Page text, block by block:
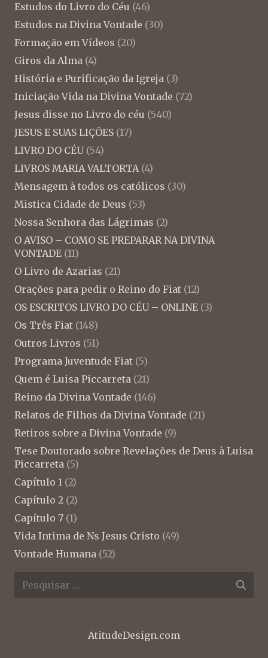
Estudos do Livro do Céu (46)
Estudos na Divina Vontade (30)
Formação em Vídeos (20)
Giros da Alma (4)
História e Purificação da Igreja (3)
Iniciação Vida na Divina Vontade (72)
Jesus disse no Livro do céu (540)
JESUS E SUAS LIÇÕES (17)
LIVRO DO CÉU (54)
LIVROS MARIA VALTORTA(4)
Mensagem à todos os católicos (30)
Mistica Cidade de Deus (53)
Nossa Senhora das Lágrimas (2)
O AVISO – COMO SE PREPARAR NA DIVINA
VONTADE (11)
O Livro de Azarias (21)
Orações para pedir o Reino do Fiat (12)
OS ESCRITOS LIVRO DO CÉU – ONLINE (3)
Os Três Fiat (148)
Outros Livros (51)
Programa Juventude Fiat (5)
Quem é Luisa Piccarreta (21)
Reino da Divina Vontade (146)
Relatos de Filhos da Divina Vontade (21)
Retiros sobre a Divina Vontade (9)
Tese Doutorado sobre Revelações de Deus à Luisa
Piccarreta (5)
Capítulo 1 (2)
Capítulo 2 (2)
Capítulo 7 (1)
Vida Intima de Ns Jesus Cristo (49)
Vontade Humana (52)
Pesquisar
AtitudeDesign.com